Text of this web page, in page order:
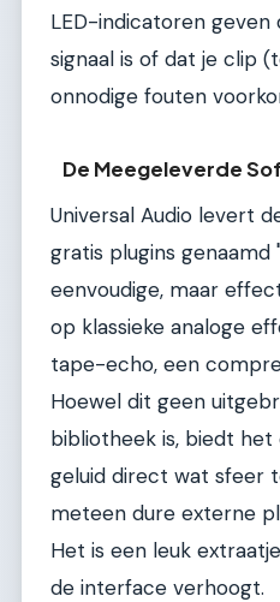
LED-indicatoren geven
signaal is of dat je clip
onnodige fouten
De Meegeleverde
Universal Audio levert
gratis plugins genaamd
eenvoudige, maar
op klassieke analoge
tape-echo, een
Hoewel dit geen
bibliotheek is, biedt
geluid direct wat sfeer
meteen dure externe
Het is een leuk
de interface verhoogt.